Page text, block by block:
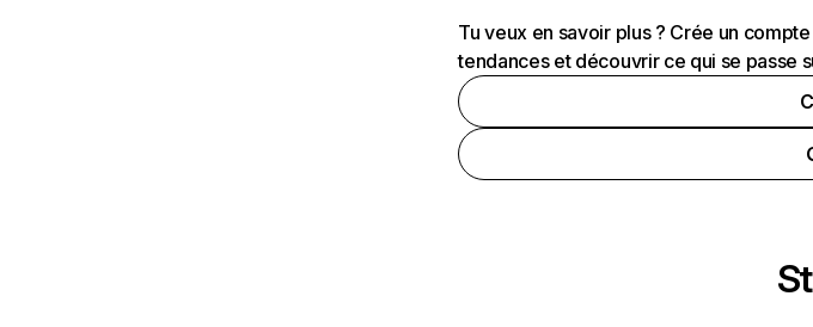
Tu veux en savoir plus ? Crée un
tendances et découvrir ce qui se passe